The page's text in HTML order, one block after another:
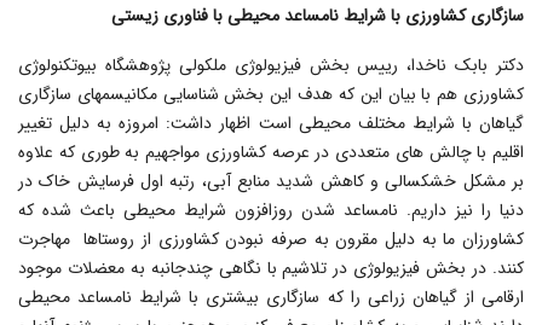
سازگاری کشاورزی با شرایط نامساعد محیطی با فناوری زیستی
دکتر بابک ناخدا، رییس بخش فیزیولوژی ملکولی پژوهشگاه بیوتکنولوژی
کشاورزی هم با بیان این که هدف این بخش شناسایی مکانیسمهای سازگاری
گیاهان با شرایط مختلف محیطی است اظهار داشت: امروزه به دلیل تغییر
اقلیم با چالش های متعددی در عرصه کشاورزی مواجهیم به طوری که علاوه
بر مشکل خشکسالی و کاهش شدید منابع آبی، رتبه اول فرسایش خاک در
دنیا را نیز داریم. نامساعد شدن روزافزون شرایط محیطی باعث شده که
کشاورزان ما به دلیل مقرون به صرفه نبودن کشاورزی از روستاها مهاجرت
کنند. در بخش فیزیولوژی در تلاشیم با نگاهی چندجانبه به معضلات موجود
ارقامی از گیاهان زراعی را که سازگاری بیشتری با شرایط نامساعد محیطی